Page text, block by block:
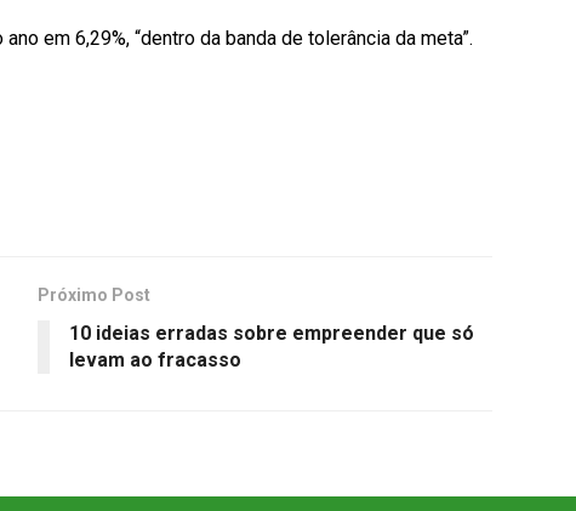
em 6,29%, “dentro da banda de tolerância da meta”.
Próximo Post
10 ideias erradas sobre empreender que só
levam ao fracasso